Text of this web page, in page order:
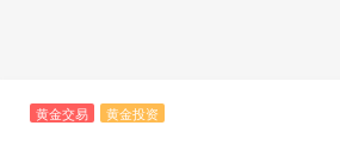
黄金交易 黄金投资